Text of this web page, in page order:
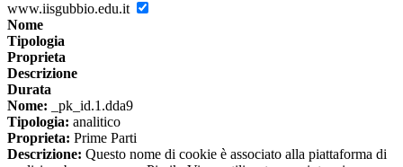
www.iisgubbio.edu.it
Nome
Tipologia
Proprieta
Descrizione
Durata
Nome: _pk_id.1.dda9
Tipologia: analitico
Proprieta: Prime Parti
Descrizione: Questo nome di cookie è associato alla piattaforma di